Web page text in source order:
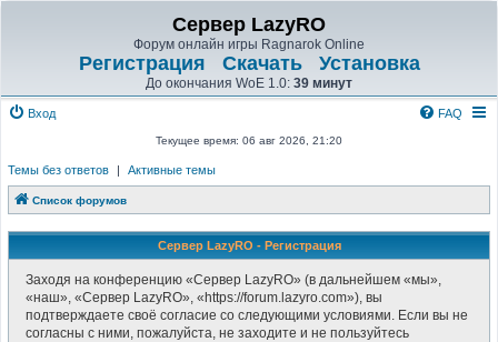
Сервер LazyRO
Форум онлайн игры Ragnarok Online
Регистрация Скачать Установка
До окончания WoE 1.0: 39 минут
Вход FAQ
Текущее время: 06 авг 2026, 21:20
Темы без ответов | Активные темы
Список форумов
Сервер LazyRO - Регистрация
Заходя на конференцию «Сервер LazyRO» (в дальнейшем «мы»,
«наш», «Сервер LazyRO», «https://forum.lazyro.com»), вы
подтверждаете своё согласие со следующими условиями. Если вы не
согласны с ними, пожалуйста, не заходите и не пользуйтесь